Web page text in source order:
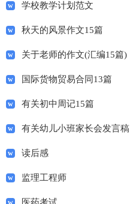
学校教学计划范文
秋天的风景作文15篇
关于老师的作文(汇编15篇)
国际货物贸易合同13篇
有关初中周记15篇
有关幼儿小班家长会发言稿
读后感
监理工程师